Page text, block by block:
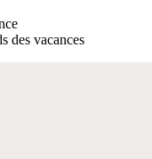
des vacances